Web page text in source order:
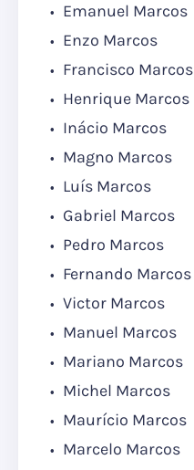
Emanuel Marcos
Enzo Marcos
Francisco Marcos
Henrique Marcos
Inácio Marcos
Magno Marcos
Luís Marcos
Gabriel Marcos
Pedro Marcos
Fernando Marcos
Victor Marcos
Manuel Marcos
Mariano Marcos
Michel Marcos
Maurício Marcos
Marcelo Marcos